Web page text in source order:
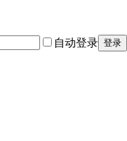
自动登录 登录